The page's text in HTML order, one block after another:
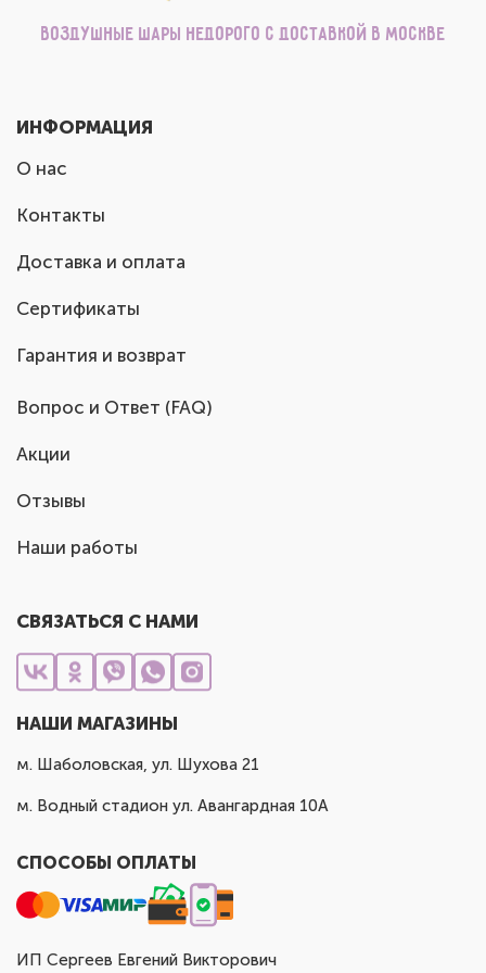
Воздушные шары недорого с доставкой в Москве
ИНФОРМАЦИЯ
О нас
Контакты
Доставка и оплата
Сертификаты
Гарантия и возврат
Вопрос и Ответ (FAQ)
Акции
Отзывы
Наши работы
СВЯЗАТЬСЯ С НАМИ
НАШИ МАГАЗИНЫ
м. Шаболовская, ул. Шухова 21
м. Водный стадион ул. Авангардная 10А
СПОСОБЫ ОПЛАТЫ
ИП Сергеев Евгений Викторович